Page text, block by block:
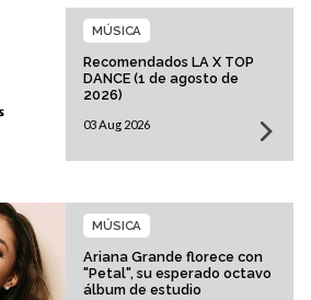
Recomendados LA X TOP
DANCE (1 de agosto de
2026)
MÚSICA
03 Aug 2026
Ariana Grande florece con
"Petal", su esperado octavo
álbum de estudio
MÚSICA